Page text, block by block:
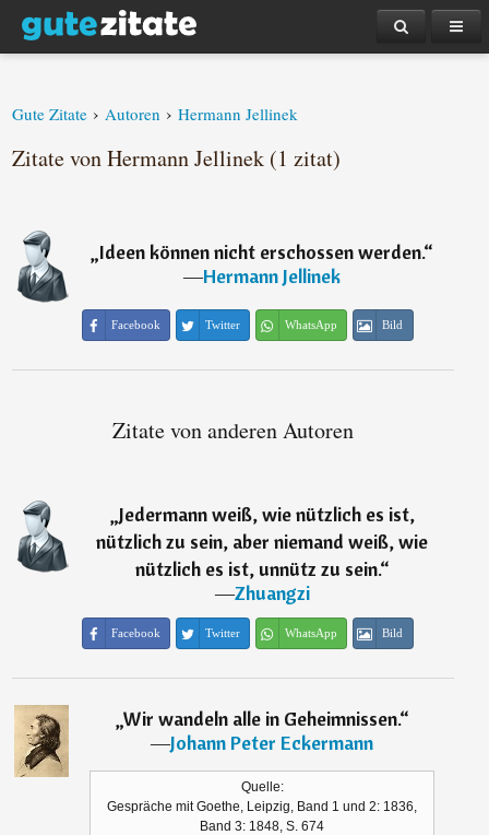
Gute Zitate › Autoren › Hermann Jellinek
Zitate von Hermann Jellinek (1 zitat)
„Ideen können nicht erschossen werden.“
―Hermann Jellinek
Facebook Twitter WhatsApp Bild
Zitate von anderen Autoren
„Jedermann weiß, wie nützlich es ist,
nützlich zu sein, aber niemand weiß, wie
nützlich es ist, unnütz zu sein.“
―Zhuangzi
Facebook Twitter WhatsApp Bild
„Wir wandeln alle in Geheimnissen.“
―Johann Peter Eckermann
Quelle:
Gespräche mit Goethe, Leipzig, Band 1 und 2: 1836,
Band 3: 1848, S. 674